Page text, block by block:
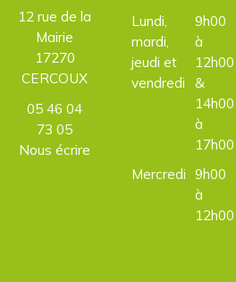
12 rue de la
Mairie
17270
CERCOUX
05 46 04
73 05
Nous écrire
Lundi,
mardi,
jeudi et
vendredi
9h00
à
12h00
&
14h00
à
17h00
Mercredi 9h00
à
12h00